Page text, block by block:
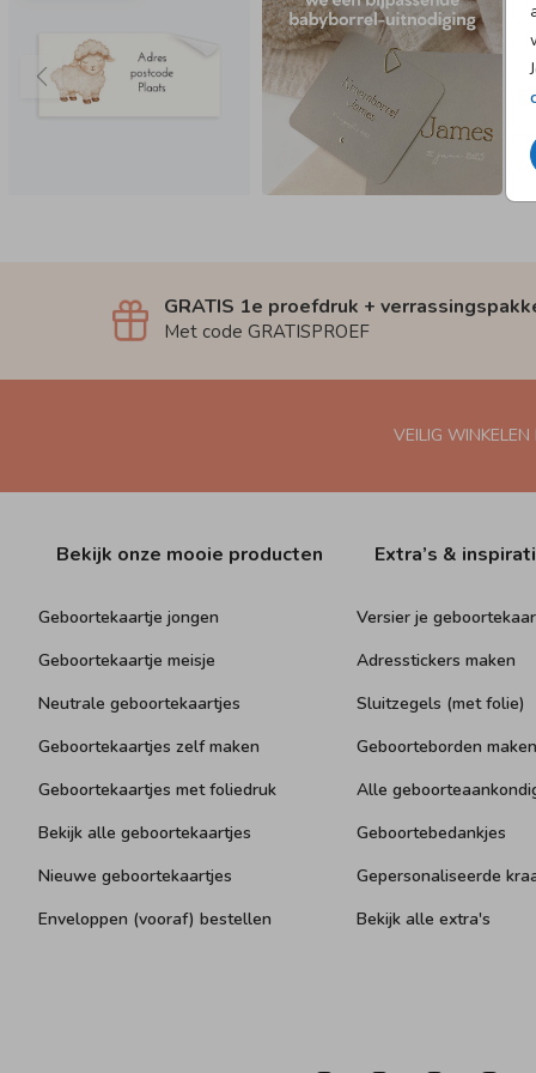
GRATIS 1e proefdruk +
Met code GRATISPROEF
VEILIG WINKELEN
Bekijk onze mooie producten
Geboortekaartje jongen
Geboortekaartje meisje
Neutrale geboortekaartjes
Geboortekaartjes zelf maken
Geboortekaartjes met foliedruk
Bekijk alle geboortekaartjes
Nieuwe geboortekaartjes
Enveloppen (vooraf) bestellen
Extra’s &
Versier je
Adresstickers maken
Sluitzegels (met folie)
Geboorteborden maken
Alle
Geboortebedankjes
Gepersonaliseerde
Bekijk alle extra's